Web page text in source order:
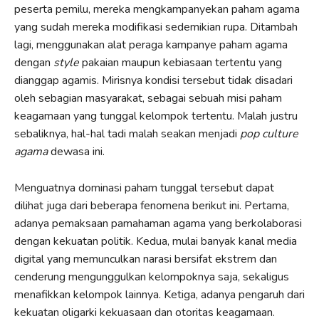
peserta pemilu, mereka mengkampanyekan paham agama
yang sudah mereka modifikasi sedemikian rupa. Ditambah
lagi, menggunakan alat peraga kampanye paham agama
dengan stylepakaian maupun kebiasaan tertentu yang
dianggap agamis. Mirisnya kondisi tersebut tidak disadari
oleh sebagian masyarakat, sebagai sebuah misi paham
keagamaan yang tunggal kelompok tertentu. Malah justru
sebaliknya, hal-hal tadi malah seakan menjadi pop culture
agamadewasa ini.
Menguatnya dominasi paham tunggal tersebut dapat
dilihat juga dari beberapa fenomena berikut ini. Pertama,
adanya pemaksaan pamahaman agama yang berkolaborasi
dengan kekuatan politik. Kedua, mulai banyak kanal media
digital yang memunculkan narasi bersifat ekstrem dan
cenderung mengunggulkan kelompoknya saja, sekaligus
menafikkan kelompok lainnya. Ketiga, adanya pengaruh dari
kekuatan oligarki kekuasaan dan otoritas keagamaan.